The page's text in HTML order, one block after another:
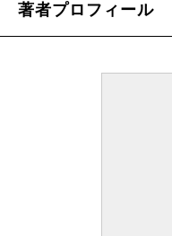
著者プロフィール